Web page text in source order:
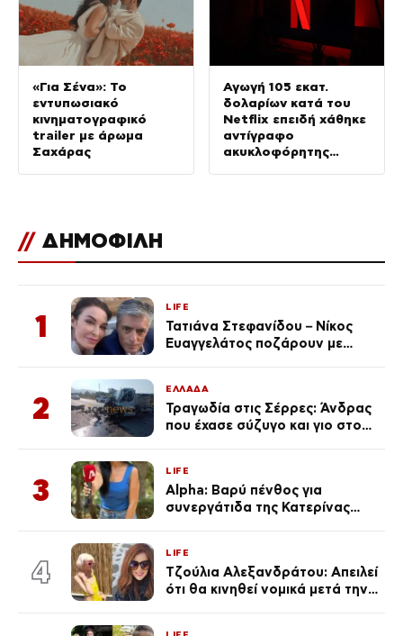
«Για Σένα»: Το
εντυπωσιακό
κινηματογραφικό
trailer με άρωμα
Σαχάρας
Αγωγή 105 εκατ.
δολαρίων κατά του
Netflix επειδή χάθηκε
αντίγραφο
ακυκλοφόρητης
// ΔΗΜΟΦΙΛΗ
1
LIFE
Τατιάνα Στεφανίδου – Νίκος
Ευαγγελάτος ποζάρουν με
2
ΕΛΛΑΔΑ
Τραγωδία στις Σέρρες: Άνδρας
που έχασε σύζυγο και γιο στο
3
LIFE
Alpha: Βαρύ πένθος για
συνεργάτιδα της Κατερίνας
του Θεού»
4
LIFE
Τζούλια Αλεξανδράτου: Απειλεί
ότι θα κινηθεί νομικά μετά την